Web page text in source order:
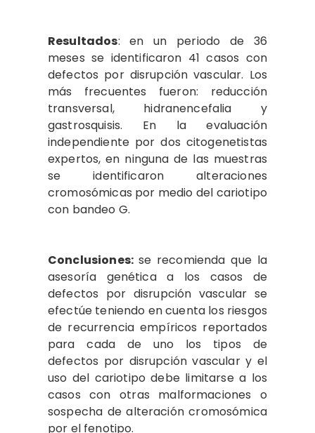
Resultados: en un periodo de 36
meses se identificaron 41 casos con
defectos por disrupción vascular. Los
más frecuentes fueron: reducción
transversal, hidranencefalia y
gastrosquisis. En la evaluación
independiente por dos citogenetistas
expertos, en ninguna de las muestras
se identificaron alteraciones
cromosómicas por medio del cariotipo
con bandeo G.
Conclusiones: se recomienda que la
asesoría genética a los casos de
defectos por disrupción vascular se
efectúe teniendo en cuenta los riesgos
de recurrencia empíricos reportados
para cada de uno los tipos de
defectos por disrupción vascular y el
uso del cariotipo debe limitarse a los
casos con otras malformaciones o
sospecha de alteración cromosómica
por el fenotipo.